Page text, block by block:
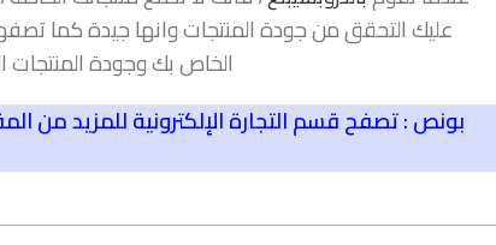
عليك التحقق من جودة المنتجات وانها جيدة كما
الخاص بك وجودة المنتجات
بونص : تصفح قسم التجارة الإلكترونية للمزيد من